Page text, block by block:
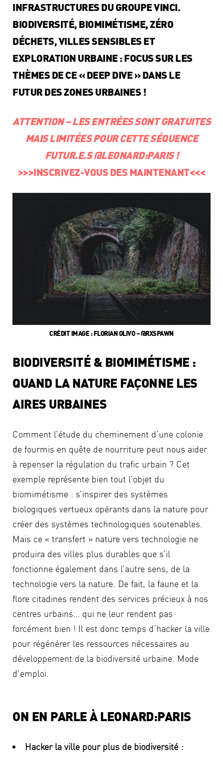
INFRASTRUCTURES DU GROUPE VINCI.
BIODIVERSITÉ, BIOMIMÉTISME, ZÉRO
DÉCHETS, VILLES SENSIBLES ET
EXPLORATION URBAINE : FOCUS SUR LES
THÈMES DE CE « DEEP DIVE » DANS LE
FUTUR DES ZONES URBAINES !
ATTENTION – LES ENTRÉES SONT GRATUITES
MAIS LIMITÉES POUR CETTE SÉQUENCE
FUTUR.E.S @LEONARD:PARIS !
>>>INSCRIVEZ-VOUS DES MAINTENANT<<<
CRÉDIT IMAGE : FLORIAN OLIVO – @RXSPAWN
BIODIVERSITÉ & BIOMIMÉTISME :
QUAND LA NATURE FAÇONNE LES
AIRES URBAINES
Comment l’étude du cheminement d’une colonie
de fourmis en quête de nourriture peut nous aider
à repenser la régulation du trafic urbain ? Cet
exemple représente bien tout l’objet du
biomimétisme : s’inspirer des systèmes
biologiques vertueux opérants dans la nature pour
créer des systèmes technologiques soutenables.
Mais ce « transfert » nature vers technologie ne
produira des villes plus durables que s’il
fonctionne également dans l’autre sens, de la
technologie vers la nature. De fait, la faune et la
flore citadines rendent des services précieux à nos
centres urbains… qui ne leur rendent pas
forcément bien ! Il est donc temps d’hacker la ville
pour régénérer les ressources nécessaires au
développement de la biodiversité urbaine. Mode
d’emploi.
ON EN PARLE À LEONARD:PARIS
Hacker la ville pour plus de biodiversité :